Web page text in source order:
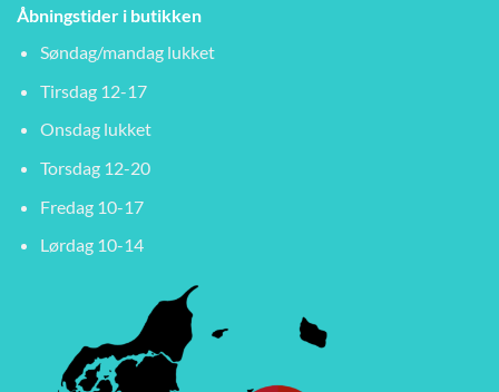
Åbningstider i butikken
Søndag/mandag lukket
Tirsdag 12-17
Onsdag lukket
Torsdag 12-20
Fredag 10-17
Lørdag 10-14